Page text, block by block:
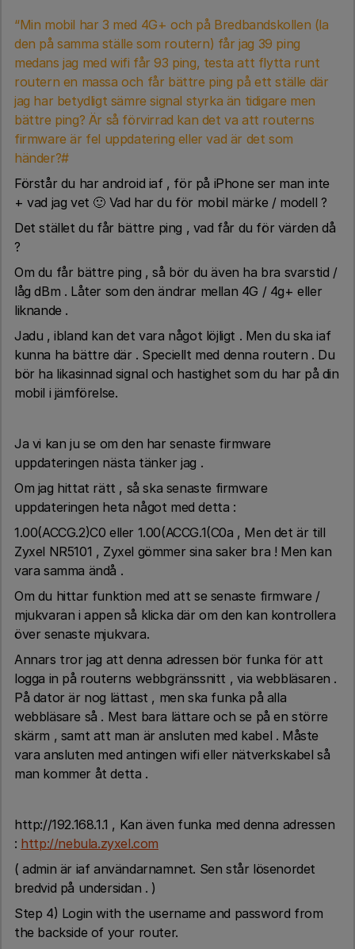
“Min mobil har 3 med 4G+ och på Bredbandskollen (la
den på samma ställe som routern) får jag 39 ping
medans jag med wifi får 93 ping, testa att flytta runt
routern en massa och får bättre ping på ett ställe där
jag har betydligt sämre signal styrka än tidigare men
bättre ping? Är så förvirrad kan det va att routerns
firmware är fel uppdatering eller vad är det som
händer?#
Förstår du har android iaf , för på iPhone ser man inte
+ vad jag vet 🙂 Vad har du för mobil märke / modell ?
Det stället du får bättre ping , vad får du för värden då
?
Om du får bättre ping , så bör du även ha bra svarstid /
låg dBm . Låter som den ändrar mellan 4G / 4g+ eller
liknande .
Jadu , ibland kan det vara något löjligt . Men du ska iaf
kunna ha bättre där . Speciellt med denna routern . Du
bör ha likasinnad signal och hastighet som du har på din
mobil i jämförelse.
Ja vi kan ju se om den har senaste firmware
uppdateringen nästa tänker jag .
Om jag hittat rätt , så ska senaste firmware
uppdateringen heta något med detta :
1.00(ACCG.2)C0 eller 1.00(ACCG.1(C0a , Men det är till
Zyxel NR5101 , Zyxel gömmer sina saker bra ! Men kan
vara samma ändå .
Om du hittar funktion med att se senaste firmware /
mjukvaran i appen så klicka där om den kan kontrollera
över senaste mjukvara.
Annars tror jag att denna adressen bör funka för att
logga in på routerns webbgränssnitt , via webbläsaren .
På dator är nog lättast , men ska funka på alla
webbläsare så . Mest bara lättare och se på en större
skärm , samt att man är ansluten med kabel . Måste
vara ansluten med antingen wifi eller nätverkskabel så
man kommer åt detta .
http://192.168.1.1 , Kan även funka med denna adressen
: http://nebula.zyxel.com
( admin är iaf användarnamnet. Sen står lösenordet
bredvid på undersidan . )
Step 4) Login with the username and password from
the backside of your router.